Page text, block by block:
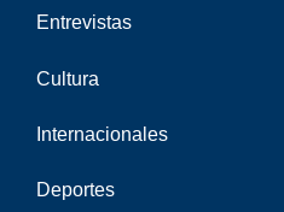
Entrevistas
Cultura
Internacionales
Deportes